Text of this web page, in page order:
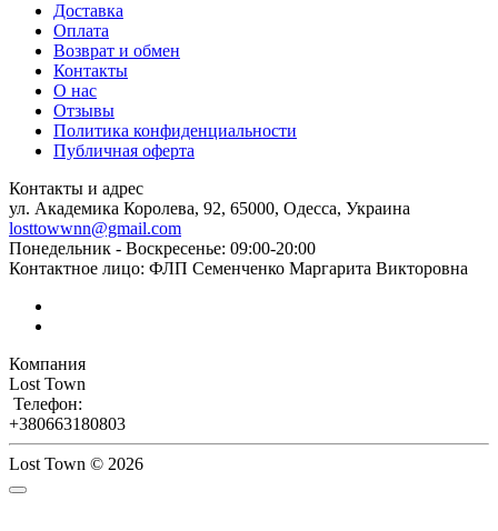
Доставка
Оплата
Возврат и обмен
Контакты
О нас
Отзывы
Политика конфиденциальности
Публичная оферта
Контакты и адрес
ул. Академика Королева, 92, 65000, Одесса, Украина
losttowwnn@gmail.com
Понедельник - Воскресенье: 09:00-20:00
Контактное лицо: ФЛП Семенченко Маргарита Викторовна
Компания
Lost Town
Телефон:
+380663180803
Lost Town © 2026